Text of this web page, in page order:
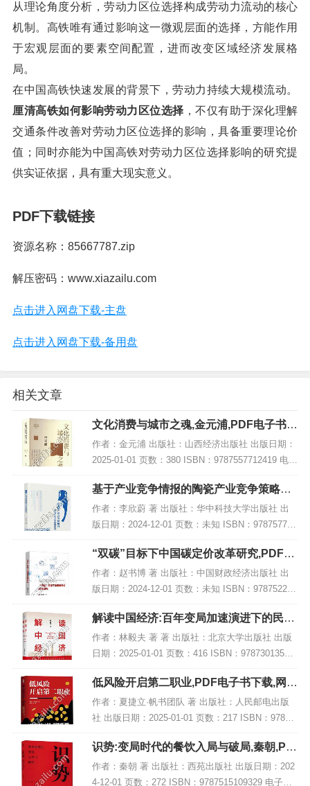
从理论角度分析，劳动力区位选择构成劳动力流动的核心
机制。高铁唯有通过影响这一微观层面的选择，方能作用
于宏观层面的要素空间配置，进而改变区域经济发展格
局。
在中国高铁快速发展的背景下，劳动力持续大规模流动。
厘清高铁如何影响劳动力区位选择 ，不仅有助于深化理解
交通条件改善对劳动力区位选择的影响，具备重要理论价
值；同时亦能为中国高铁对劳动力区位选择影响的研究提
供实证依据，具有重大现实意义。
PDF下载链接
资源名称：85667787.zip
解压密码：www.xiazailu.com
点击进入网盘下载-主盘
点击进入网盘下载-备用盘
相关文章
文化消费与城市之魂,金元浦,PDF电子书下
载,网盘资源
作者：金元浦 出版社：山西经济出版社 出版日期：
2025-01-01 页数：380 ISBN：9787557712419 电子
书大小：204MB [高清扫描版PDF格式] 内容简介 该
著作《...
基于产业竞争情报的陶瓷产业竞争策略研
究,PDF电子书下载
作者：李欣蔚 著 出版社：华中科技大学出版社 出
版日期：2024-12-01 页数：未知 ISBN：978757721
4054 电子书大小：257MB [高清扫描版PDF格式] 内
容简介 本...
“双碳”目标下中国碳定价改革研究,PDF电
子书下载
作者：赵书博 著 出版社：中国财政经济出版社 出
版日期：2024-12-01 页数：未知 ISBN：978752233
4165 电子书大小：210MB [高清扫描版PDF格式] 内
容简介 在...
解读中国经济:百年变局加速演进下的民族
复兴之路,PDF下载
作者：林毅夫 著 著 出版社：北京大学出版社 出版
日期：2025-01-01 页数：416 ISBN：97873013541
93 电子书大小：182MB [高清扫描版PDF格式] 内容
简介...
低风险开启第二职业,PDF电子书下载,网盘
资源
作者：夏捷立·帆书团队 著 出版社：人民邮电出版
社 出版日期：2025-01-01 页数：217 ISBN：97871
15658050 电子书大小：185MB [高清扫描版PDF格
式] 内容...
识势:变局时代的餐饮入局与破局,秦朝,PD
F电子书网盘下载
作者：秦朝 著 出版社：西苑出版社 出版日期：202
4-12-01 页数：272 ISBN：9787515109329 电子书